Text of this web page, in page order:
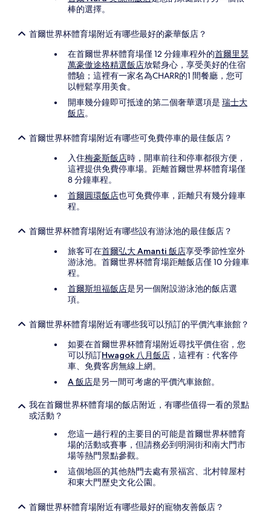
棒的選擇。
首爾世界杯體育場附近有哪些最好的豪華飯店？
在首爾世界杯體育場僅 12 分鐘車程外的首爾里瑟
萬豪傲途格精選飯店放鬆身心，享受美好的住宿
體驗；這裡有一家名為CHARR的1 間餐廳，您可
以輕鬆享用美食。
開車幾分鐘即可抵達的第二個奢華選項是 瑞士大
飯店。
首爾世界杯體育場附近有哪些可免費停車的最佳飯店？
入住梅豪斯飯店時，開車前往和停車都很方便，
這裡提供免費停車場。距離首爾世界杯體育場僅
8 分鐘車程。
首爾圓環飯店也可免費停車，距離只有幾分鐘車
程。
首爾世界杯體育場附近有哪些設有游泳池的最佳飯店？
旅客可在首爾弘大 Amanti 飯店享受季節性室外
游泳池。首爾世界杯體育場距離飯店僅 10 分鐘車
程。
首爾斯坦福飯店是另一個附設游泳池的飯店選
項。
首爾世界杯體育場附近有哪些我可以預訂的平價汽車旅館？
如要在首爾世界杯體育場附近尋找平價住宿，您
可以預訂Hwagok 八月飯店 ，這裡有：代客停
車、免費客房無線上網。
A 飯店是另一間可考慮的平價汽車旅館。
我在首爾世界杯體育場的飯店附近，有哪些值得一看的景點
或活動？
您這一趟行程的主要目的可能是首爾世界杯體育
場的活動或賽事，但請務必到明洞街和南大門市
場等熱門景點參觀。
這個地區的其他熱門去處有景福宮、北村韓屋村
和東大門歷史文化公園。
首爾世界杯體育場附近有哪些最好的寵物友善飯店？